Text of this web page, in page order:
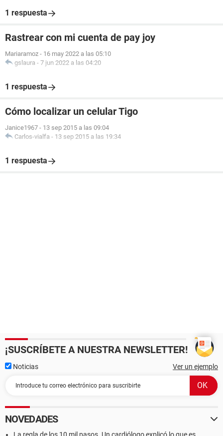
1 respuesta
Rastrear con mi cuenta de pay joy
Mariaramoz - 16 may 2022 a las 05:10
gslaura - 7 jun 2022 a las 04:20
1 respuesta
Cómo localizar un celular Tigo
Janice1967 - 13 sep 2015 a las 09:04
Carlos-vialfa - 13 sep 2015 a las 19:34
1 respuesta
¡SUSCRÍBETE A NUESTRA NEWSLETTER!
Noticias Ver un ejemplo
NOVEDADES